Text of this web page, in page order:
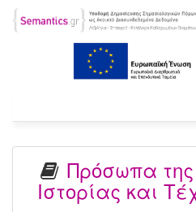
Πρόσωπα της
Ιστορίας και